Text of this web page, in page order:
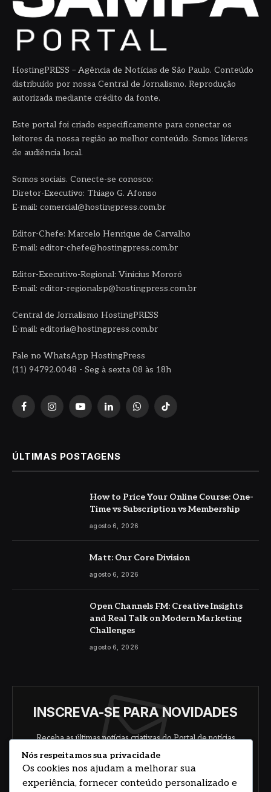
HostingPRESS – Agência de Notícias de São Paulo. Conteúdo
distribuído por nossa Central de Jornalismo. Reprodução
autorizada mediante crédito da fonte.
Este portal foi criado especificamente para conectar os
leitores da nossa região ao melhor conteúdo. Somos líderes
de audiência local.
Somos sociais. Conecte-se conosco:
Diretor-Executivo: Thiago G. Afonso
E-mail: comercial@hostingpress.com.br
Editor-Chefe: Marcelo Henrique de Carvalho
E-mail: editor-chefe@hostingpress.com.br
Editor-Executivo-Regional: Vinicius Mororó
E-mail: editor-regionalsp@hostingpress.com.br
Central de Jornalismo HostingPRESS
E-mail: editoria@hostingpress.com.br
Fale no WhatsApp HostingPress
(11) 94792.0048 - Seg à sexta 08 às 18h
FacebookInstagramYouTubeLinkedInWhatsAppTikTok
ÚLTIMAS POSTAGENS
How to Price Your Online Course: One-
Time vs Subscription vs Membership
agosto 6, 2026
Matt: Our Core Division
agosto 6, 2026
Open Channels FM: Creative Insights
and Real Talk on Modern Marketing
Challenges
agosto 6, 2026
INSCREVA-SE PARA NOVIDADES
Receba as últimas notícias criativas do Portal de notícias
sobre arte, design e negócios.
Nós respeitamos sua privacidade
Os cookies nos ajudam a melhorar sua
experiência, fornecer conteúdo personalizado e